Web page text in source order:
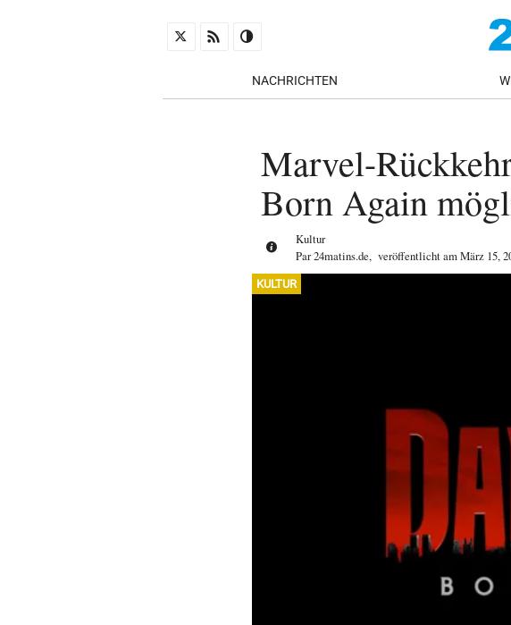
NACHRICHTEN
Marvel-
Born Again
Kultur
Par24matins.de, veröffentlicht amMärz 15,
KULTUR